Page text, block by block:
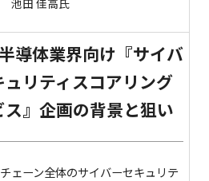
池田 佳高氏
導体業界向け『サイバ
ュリティスコアリング
ス』企画の背景と狙い
ェーン全体のサイバーセキュリテ